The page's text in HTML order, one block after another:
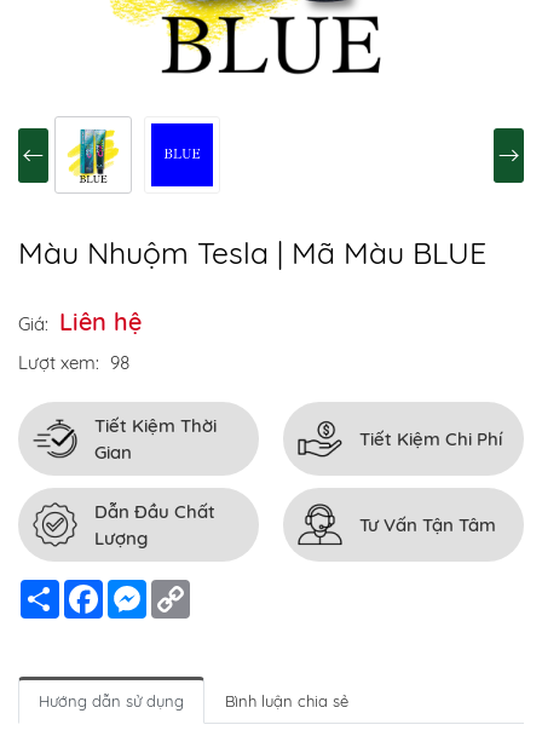
Màu Nhuộm Tesla | Mã Màu BLUE
Giá: Liên hệ
Lượt xem: 98
Tiết Kiệm Thời
Gian
Tiết Kiệm Chi Phí
Dẫn Đầu Chất
Lượng
Tư Vấn Tận Tâm
Chia
sẻ
FacebookMessenger
Hướng dẫn sử dụng Bình luận chia sẻ